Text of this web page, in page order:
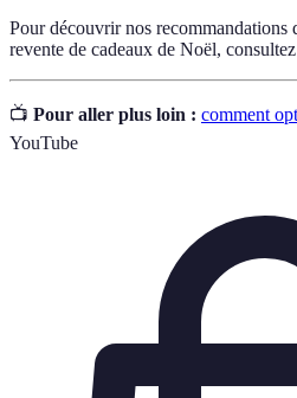
Pour découvrir nos recommandations
revente de cadeaux de Noël,
📺 Pour aller plus loin : comment
YouTube